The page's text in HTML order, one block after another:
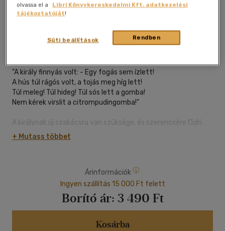
Kívánságlistához adom Megosztom
Pagony Kiadó Kft.|2026| magyar nyelvű|keménytábla
"A király finnyás volt: - Egy fogás sem ízlett!
A hús túl rágós volt, a tojás meg híg lett!
Túl meleg! Túl hideg! Túl sós lett a gomba!
Nem kérek virslit a citrompudingomba!"
A királynak új szakácsra van szüksége, és szerencsére Cidri
Béla pont munkát keres! Csak éppen remeg a térde, izzad a
tenyere, kalapál a szíve. Vajo meg tudja főzni a király kedvenc
Julia Donaldson (A graffaló, A majom mamája, Bot Benő)
szokásosan NAGYON vicces verses meséjét ezúttal David
Roberts rajzaival, és mint mindig, Papp Gábor Zsigmond
fordításában vehetik kézbe az olvasók.
+ Mutass többet
Árinformációk
Ingyen szállítás 15 000 Ft felett
Borító ár: 3 490 Ft
Kosárba
olvassa el a
Libri Könyvkereskedelmi Kft. adatkezelési
tájékoztatóját!
Rendben
Süti beállítások